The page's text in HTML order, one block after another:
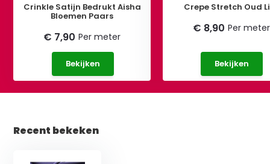
Crinkle Satijn Bedrukt Aisha
Bloemen Paars
€ 7,90 Per meter
Bekijken
Crepe Stretch Oud
€ 8,90 Per meter
Bekijken
Recent bekeken